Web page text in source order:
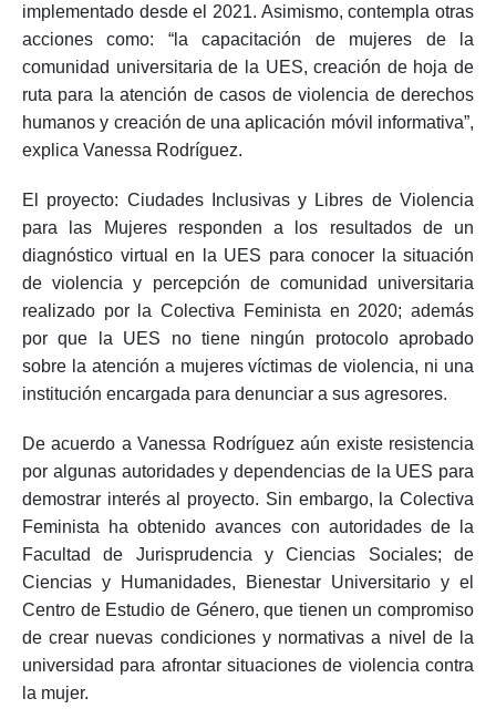
implementado desde el 2021. Asimismo, contempla otras
acciones como: “la capacitación de mujeres de la
comunidad universitaria de la UES, creación de hoja de
ruta para la atención de casos de violencia de derechos
humanos y creación de una aplicación móvil informativa”,
explica Vanessa Rodríguez.
El proyecto: Ciudades Inclusivas y Libres de Violencia
para las Mujeres responden a los resultados de un
diagnóstico virtual en la UES para conocer la situación
de violencia y percepción de comunidad universitaria
realizado por la Colectiva Feminista en 2020; además
por que la UES no tiene ningún protocolo aprobado
sobre la atención a mujeres víctimas de violencia, ni una
institución encargada para denunciar a sus agresores.
De acuerdo a Vanessa Rodríguez aún existe resistencia
por algunas autoridades y dependencias de la UES para
demostrar interés al proyecto. Sin embargo, la Colectiva
Feminista ha obtenido avances con autoridades de la
Facultad de Jurisprudencia y Ciencias Sociales; de
Ciencias y Humanidades, Bienestar Universitario y el
Centro de Estudio de Género, que tienen un compromiso
de crear nuevas condiciones y normativas a nivel de la
universidad para afrontar situaciones de violencia contra
la mujer.